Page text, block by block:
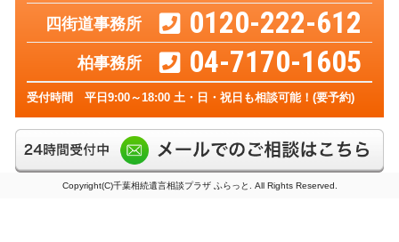
四街道事務所 0120-222-612
柏事務所 04-7170-1605
受付時間 平日9:00～18:00 土・日・祝日も相談可能！(要予約)
Copyright(C)千葉相続遺言相談プラザ ふらっと. All Rights Reserved.